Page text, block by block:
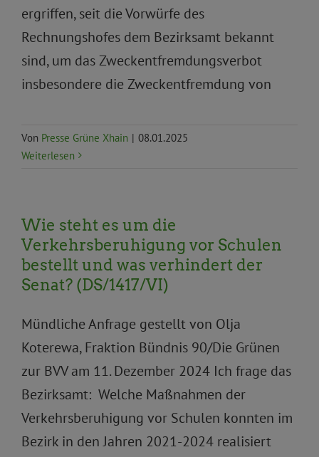
ergriffen, seit die Vorwürfe des
Rechnungshofes dem Bezirksamt bekannt
sind, um das Zweckentfremdungsverbot
insbesondere die Zweckentfremdung von
Von Presse Grüne Xhain | 08.01.2025
Weiterlesen
Wie steht es um die
Verkehrsberuhigung vor Schulen
bestellt und was verhindert der
Senat? (DS/1417/VI)
Mündliche Anfrage gestellt von Olja
Koterewa, Fraktion Bündnis 90/Die Grünen
zur BVV am 11. Dezember 2024 Ich frage das
Bezirksamt: Welche Maßnahmen der
Verkehrsberuhigung vor Schulen konnten im
Bezirk in den Jahren 2021-2024 realisiert